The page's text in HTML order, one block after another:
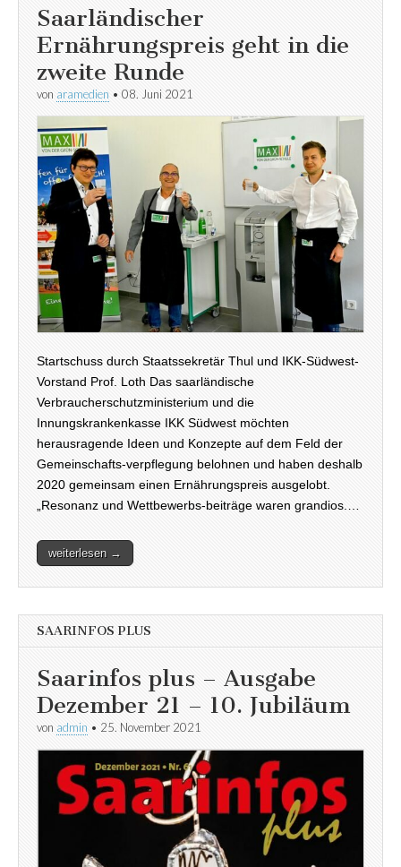
Saarländischer
Ernährungspreis geht in die
zweite Runde
von aramedien • 08. Juni 2021
Startschuss durch Staatssekretär Thul und IKK-Südwest-
Vorstand Prof. Loth Das saarländische
Verbraucherschutzministerium und die
Innungskrankenkasse IKK Südwest möchten
herausragende Ideen und Konzepte auf dem Feld der
Gemeinschafts-verpflegung belohnen und haben deshalb
2020 gemeinsam einen Ernährungspreis ausgelobt.
„Resonanz und Wettbewerbs-beiträge waren grandios.…
weiterlesen →
SAARINFOS PLUS
Saarinfos plus – Ausgabe
Dezember 21 – 10. Jubiläum
von admin • 25. November 2021